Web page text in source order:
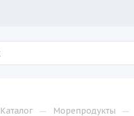
Каталог — Морепродукты —